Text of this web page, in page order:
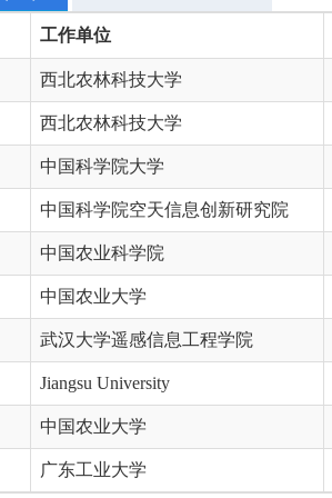
工作单位
西北农林科技大学
西北农林科技大学
中国科学院大学
中国科学院空天信息创新研究院
中国农业科学院
中国农业大学
武汉大学遥感信息工程学院
Jiangsu University
中国农业大学
广东工业大学